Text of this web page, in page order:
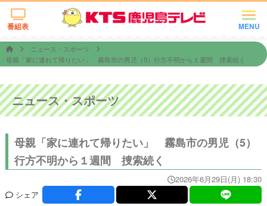
MENU
番組表
ニュース・スポーツ
母親「家に連れて帰りたい」 霧島市の男児（5）行方不明から１週間 捜索続く
ニュース・スポーツ
母親「家に連れて帰りたい」 霧島市の男児（5）
行方不明から１週間 捜索続く
2026年6月29日(月) 18:30
シェア